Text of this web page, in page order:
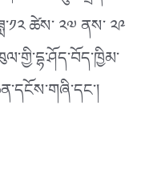
ཚེས་ ༢༧ ནས་ ༢༩